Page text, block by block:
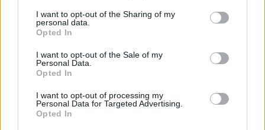
not limited to your visit or usage behaviour. You may click to
grant or deny consent to Google and its third-party tags to
use your data for below specified purposes in below Google
consent section.
I want to opt-out of the Sharing of my
personal data.
Opted In
I want to opt-out of the Sale of my
Personal Data.
Opted In
I want to opt-out of processing my
Personal Data for Targeted Advertising.
Opted In